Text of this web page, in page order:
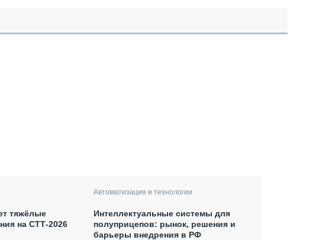
тяжёлые
на СТТ-2026
Автоматизация и технологии
Интеллектуальные системы для
полуприцепов: рынок, решения и
барьеры внедрения в РФ